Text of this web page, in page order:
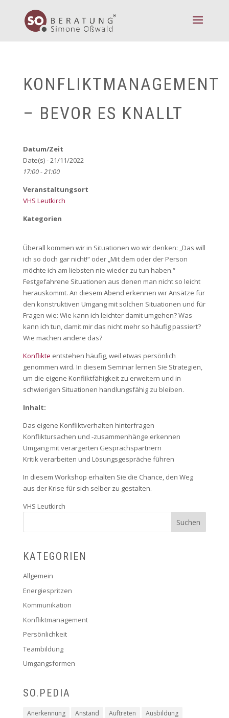
KONFLIKTMANAGEMENT
– BEVOR ES KNALLT
Datum/Zeit
Date(s) - 21/11/2022
17:00 - 21:00
Veranstaltungsort
VHS Leutkirch
Kategorien
Überall kommen wir in Situationen wo wir denken: „Das will
ich so doch gar nicht!“ oder „Mit dem oder der Person
möchte ich am liebsten nie wieder zu tun haben.“
Festgefahrene Situationen aus denen man nicht so leicht
herauskommt. An diesem Abend erkennen wir Ansätze für
den konstruktiven Umgang mit solchen Situationen und für
Fragen wie: Wie kann ich leichter damit umgehen? Was
kann ich tun, damit mir das nicht mehr so häufig passiert?
Wie machen andere das?
Konflikte entstehen häufig, weil etwas persönlich
genommen wird. In diesem Seminar lernen Sie Strategien,
um die eigene Konfliktfähigkeit zu erweitern und in
schwierigen Situationen handlungsfähig zu bleiben.
Inhalt:
Das eigene Konfliktverhalten hinterfragen
Konfliktursachen und -zusammenhänge erkennen
Umgang mit verärgerten Gesprächspartnern
Kritik verarbeiten und Lösungsgespräche führen
In diesem Workshop erhalten Sie die Chance, den Weg
aus der Krise für sich selber zu gestalten.
VHS Leutkirch
KATEGORIEN
Allgemein
Energiespritzen
Kommunikation
Konfliktmanagement
Persönlichkeit
Teambildung
Umgangsformen
SO.PEDIA
Anerkennung Anstand Auftreten
Ausbildung